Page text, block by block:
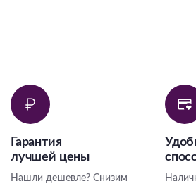
Гарантия
лучшей цены
Нашли дешевле? Снизим